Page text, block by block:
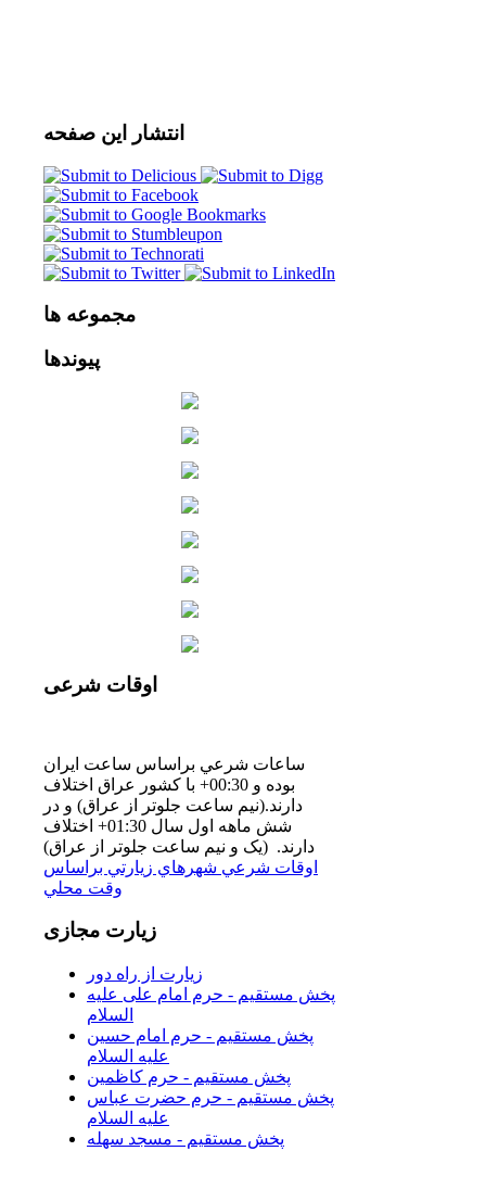
انتشار این صفحه
مجموعه ها
پیوندها
اوقات شرعی
ساعات شرعي براساس ساعت ايران
بوده و 00:30+ با كشور عراق اختلاف
دارند.(نيم ساعت جلوتر از عراق) و در
شش ماهه اول سال 01:30+ اختلاف
دارند. (یک و نیم ساعت جلوتر از عراق)
اوقات شرعي شهرهاي زيارتي براساس
وقت محلي
زیارت مجازی
زیارت از راه دور
پخش مستقیم - حرم امام علی علیه
السلام
پخش مستقیم - حرم امام حسین
علیه السلام
پخش مستقیم - حرم کاظمین
پخش مستقیم - حرم حضرت عباس
علیه السلام
پخش مستقیم - مسجد سهله